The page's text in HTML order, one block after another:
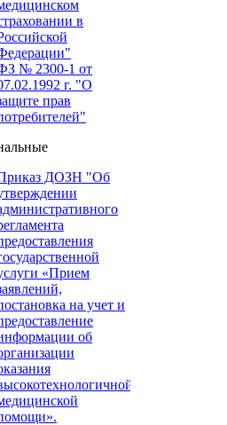
в
№ 2300-1 от
г. "О
прав
ДОЗН "Об
«Прием
на учет и
об